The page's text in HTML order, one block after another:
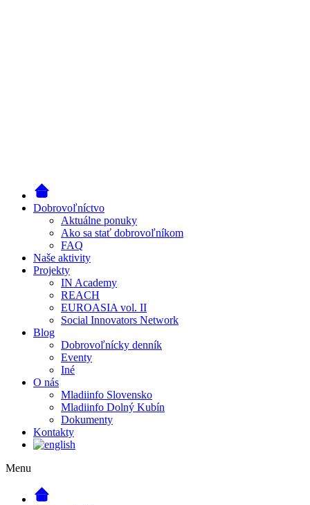
Dobrovoľníctvo
Aktuálne ponuky
Ako sa stať dobrovoľníkom
FAQ
Naše aktivity
Projekty
IN Academy
REACH
EUROASIA vol. II
Social Innovators Network
Blog
Dobrovoľnícky denník
Eventy
Iné
O nás
Mladiinfo Slovensko
Mladiinfo Dolný Kubín
Dokumenty
Kontakty
Menu